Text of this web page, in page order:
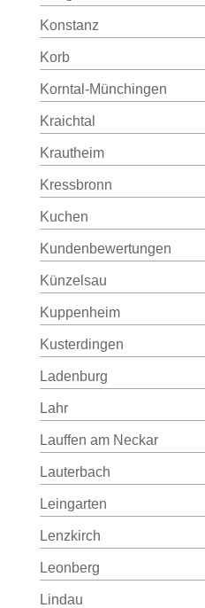
Konstanz
Korb
Korntal-Münchingen
Kraichtal
Krautheim
Kressbronn
Kuchen
Kundenbewertungen
Künzelsau
Kuppenheim
Kusterdingen
Ladenburg
Lahr
Lauffen am Neckar
Lauterbach
Leingarten
Lenzkirch
Leonberg
Lindau